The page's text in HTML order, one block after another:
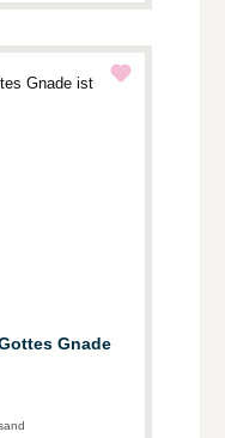
Gnade